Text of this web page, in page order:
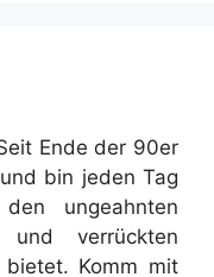
Ende der 90er
bin jeden Tag
ungeahnten
und verrückten
Komm mit